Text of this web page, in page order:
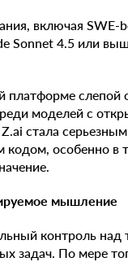
включая SWE-
Sonnet 4.5 или
слепой
моделей с
стала
особенно в
мышление
контроль
задач. По мере